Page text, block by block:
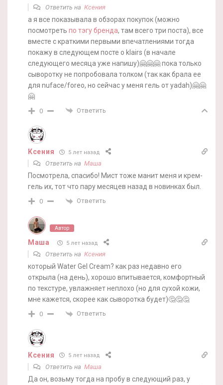
Ответить на Ксения
а я все показывала в обзорах покупок (можно
посмотреть по тэгу бренда, там всего три поста), все
вместе с краткими первыми впечатлениями тогда
покажу в следующем посте о klairs (в начале
следующего месяца уже напишу)🤗🤗🤗 пока только
сыворотку не попробовала толком (так как брала ее
для nuface/foreo, но сейчас у меня гель от yadah)🤗🤗
🤗
0 Ответить
Ксения 5 лет назад
Ответить на Маша
Посмотрела, спасибо! Мист тоже манит меня и крем-
гель их, тот что пару месяцев назад в новинках был.
0 Ответить
Автор
Маша 5 лет назад
Ответить на Ксения
который Water Gel Cream? как раз недавно его
открыла (на день), хорошо впитывается, комфортный
по текстуре, увлажняет неплохо (но для сухой кожи,
мне кажется, скорее как сыворотка будет)🤔🤔🤔
0 Ответить
Ксения 5 лет назад
Ответить на Маша
Да он, возьму тогда на пробу в следующий раз, у